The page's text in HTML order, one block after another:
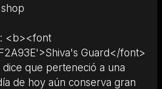
<b><font
Guard</font>
que perteneció a una
de hoy aún conserva gran